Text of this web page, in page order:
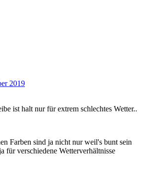
2019
ist halt nur für extrem schlechtes Wetter..
Farben sind ja nicht nur weil's bunt sein
für verschiedene Wetterverhältnisse